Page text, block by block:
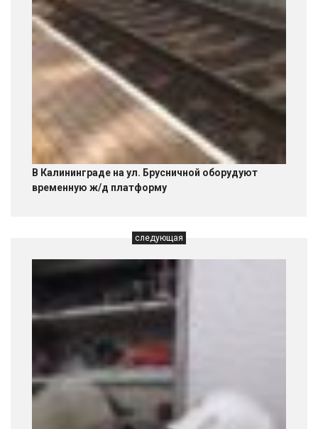
В Калининграде на ул. Брусничной оборудуют
временную ж/д платформу
следующая